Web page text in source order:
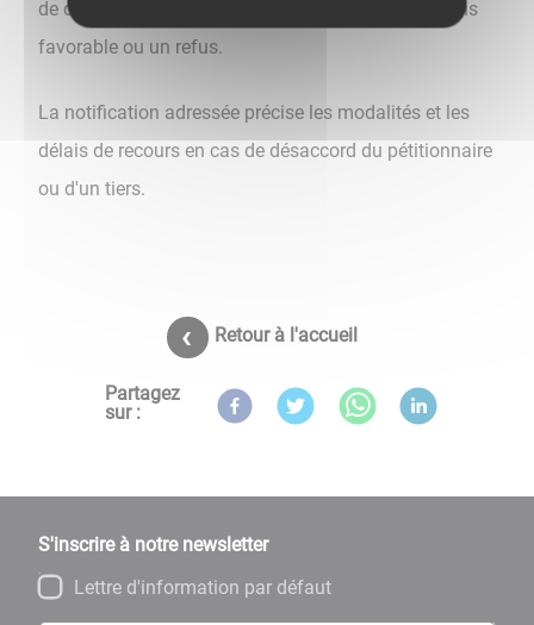
de décision est adressée au maire qui délivre un avis
favorable ou un refus.
La notification adressée précise les modalités et les
délais de recours en cas de désaccord du pétitionnaire
ou d'un tiers.
Retour à l'accueil
Partagez
sur :
S'inscrire à notre newsletter
Lettre d'information par défaut